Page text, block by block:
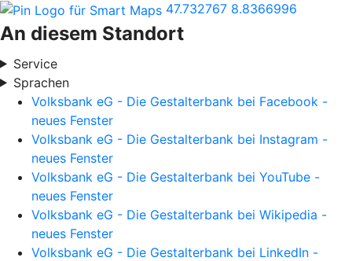
47.732767 8.8366996
An diesem Standort
Service
Sprachen
Volksbank eG - Die Gestalterbank bei Facebook -
neues Fenster
Volksbank eG - Die Gestalterbank bei Instagram -
neues Fenster
Volksbank eG - Die Gestalterbank bei YouTube -
neues Fenster
Volksbank eG - Die Gestalterbank bei Wikipedia -
neues Fenster
Volksbank eG - Die Gestalterbank bei LinkedIn -